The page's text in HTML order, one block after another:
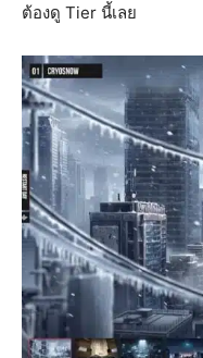
ต้องดู Tier นี้เลย